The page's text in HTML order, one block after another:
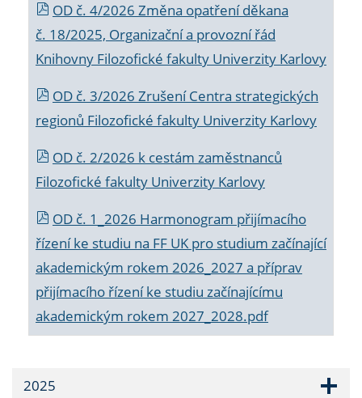
OD č. 4/2026 Změna opatření děkana
č. 18/2025, Organizační a provozní řád
Knihovny Filozofické fakulty Univerzity Karlovy
OD č. 3/2026 Zrušení Centra strategických
regionů Filozofické fakulty Univerzity Karlovy
OD č. 2/2026 k cestám zaměstnanců
Filozofické fakulty Univerzity Karlovy
OD č. 1_2026 Harmonogram přijímacího
řízení ke studiu na FF UK pro studium začínající
akademickým rokem 2026_2027 a příprav
přijímacího řízení ke studiu začínajícímu
akademickým rokem 2027_2028.pdf
2025